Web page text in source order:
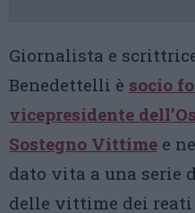
Giornalista e
Benedettelli è socio
vicepresidente
Sostegno Vittime e
dato vita a una serie
delle vittime dei